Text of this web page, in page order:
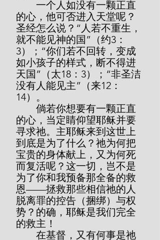
的心，他可否进入天堂呢？
圣经怎么说？“人若不重生，
就不能见神的国”（约3：
3）；“你们若不回转，变成
如小孩子的样式，断不得进
天国”（太18：3）；“非圣洁
没有人能见主”（来12：
14）。
的心，当定睛仰望耶稣并要
寻求祂。主耶稣来到这世上
到底是为了什么？祂为何把
宝贵的身体献上，又为何死
而复活呢？这一切，岂不是
为了你和我预备那全备的救
恩——拯救那些相信祂的人
脱离罪的控告（捆绑）与权
势？的确，耶稣是我们完全
的救主！